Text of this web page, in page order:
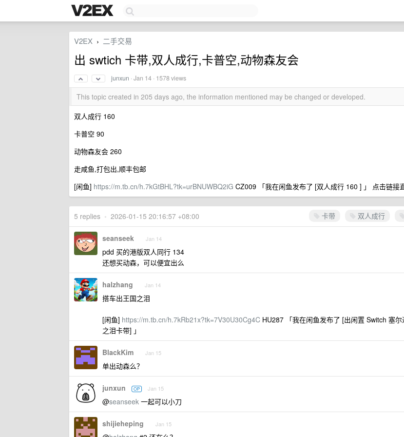
V2EX › 二手交易
出 swtich 卡带,双人成行,卡普空,动物森友会
junxun ·Jan 14 · 1578 views
This topic created in 205 days ago, the information mentioned may be changed or developed.
双人成行 160
卡普空 90
动物森友会 260
走咸鱼,打包出,顺丰包邮
[闲鱼] https://m.tb.cn/h.7kGtBHL?tk=urBNUWBQ2iG CZ009 「我在闲鱼发布了 [双人成行 160 ] 」 点击链接
卡带 双人成行
5 replies • 2026-01-15 20:16:57 +08:00
seanseek Jan 14
pdd 买的港版双人同行 134
还想买动森，可以便宜出么
halzhang Jan 14
搭车出王国之泪
[闲鱼] https://m.tb.cn/h.7kRb21x?tk=7V30U30Cg4C HU287 「我在闲鱼发布了 [出闲置 Switch 塞尔
之泪卡带] 」
BlackKim Jan 15
单出动森么？
junxun OP Jan 15
@seanseek 一起可以小刀
shijieheping Jan 15